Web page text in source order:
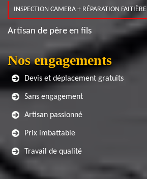
INSPECTION CAMERA + RÉPARATION FAITIÈRE
Artisan de père en fils
Nos engagements
Devis et déplacement gratuits
Sans engagement
Artisan passionné
Prix imbattable
Travail de qualité